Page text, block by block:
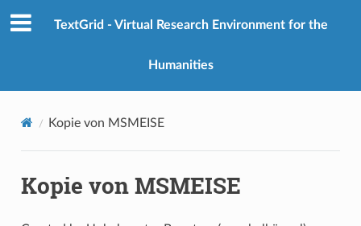
TextGrid - Virtual Research Environment for the
Humanities
Kopie von MSMEISE
Kopie von MSMEISE